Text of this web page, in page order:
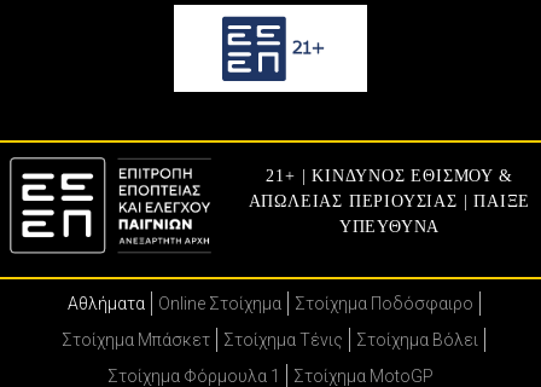
21+ | ΚΙΝΔΥΝΟΣ ΕΘΙΣΜΟΥ &
ΑΠΩΛΕΙΑΣ ΠΕΡΙΟΥΣΙΑΣ | ΠΑΙΞΕ
ΥΠΕΥΘΥΝΑ
Αθλήματα Online Στοίχημα
Στοίχημα Ποδόσφαιρο
Στοίχημα Μπάσκετ
Στοίχημα Τένις
Στοίχημα Βόλει
Στοίχημα Φόρμουλα 1
Στοίχημα MotoGP